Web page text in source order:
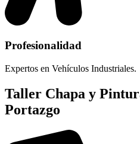
Profesionalidad
Expertos en Vehículos Industriales.
Taller Chapa y
Portazgo